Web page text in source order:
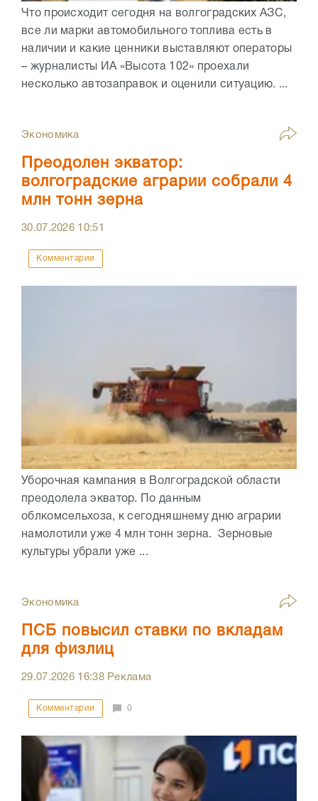
Что происходит сегодня на волгоградских АЗС,
все ли марки автомобильного топлива есть в
наличии и какие ценники выставляют операторы
– журналисты ИА «Высота 102» проехали
несколько автозаправок и оценили ситуацию. ...
Экономика
Преодолен экватор:
волгоградские аграрии собрали 4
млн тонн зерна
30.07.2026 10:51
Комментарии
Уборочная кампания в Волгоградской области
преодолела экватор. По данным
облкомсельхоза, к сегодняшнему дню аграрии
намолотили уже 4 млн тонн зерна. Зерновые
культуры убрали уже ...
Экономика
ПСБ повысил ставки по вкладам
для физлиц
29.07.2026 16:38Реклама
Комментарии 0